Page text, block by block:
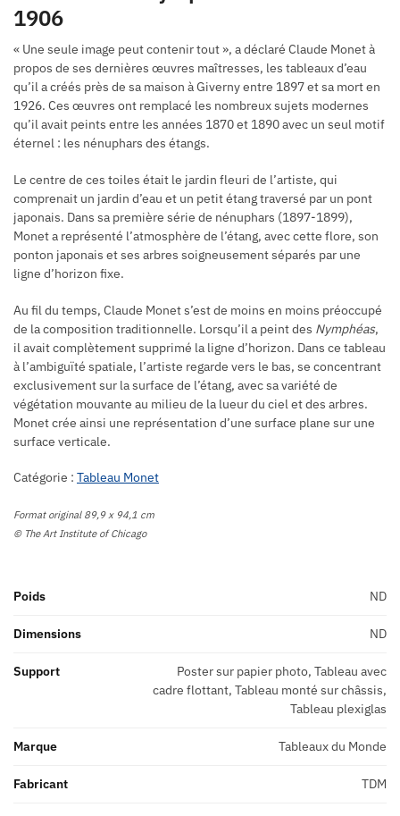
1906
« Une seule image peut contenir tout », a déclaré Claude Monet à
propos de ses dernières œuvres maîtresses, les tableaux d’eau
qu’il a créés près de sa maison à Giverny entre 1897 et sa mort en
1926. Ces œuvres ont remplacé les nombreux sujets modernes
qu’il avait peints entre les années 1870 et 1890 avec un seul motif
éternel : les nénuphars des étangs.
Le centre de ces toiles était le jardin fleuri de l’artiste, qui
comprenait un jardin d’eau et un petit étang traversé par un pont
japonais. Dans sa première série de nénuphars (1897-1899),
Monet a représenté l’atmosphère de l’étang, avec cette flore, son
ponton japonais et ses arbres soigneusement séparés par une
ligne d’horizon fixe.
Au fil du temps, Claude Monet s’est de moins en moins préoccupé
de la composition traditionnelle. Lorsqu’il a peint des Nymphéas,
il avait complètement supprimé la ligne d’horizon. Dans ce tableau
à l’ambiguïté spatiale, l’artiste regarde vers le bas, se concentrant
exclusivement sur la surface de l’étang, avec sa variété de
végétation mouvante au milieu de la lueur du ciel et des arbres.
Monet crée ainsi une représentation d’une surface plane sur une
surface verticale.
Catégorie : Tableau Monet
Format original 89,9 x 94,1 cm
© The Art Institute of Chicago
Poids ND
Dimensions ND
Support
Poster sur papier photo, Tableau avec
cadre flottant, Tableau monté sur châssis,
Tableau plexiglas
Marque Tableaux du Monde
Fabricant TDM